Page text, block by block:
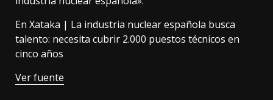
En Xataka | La industria nuclear española busca
talento: necesita cubrir 2.000 puestos técnicos en
cinco años
Ver fuente